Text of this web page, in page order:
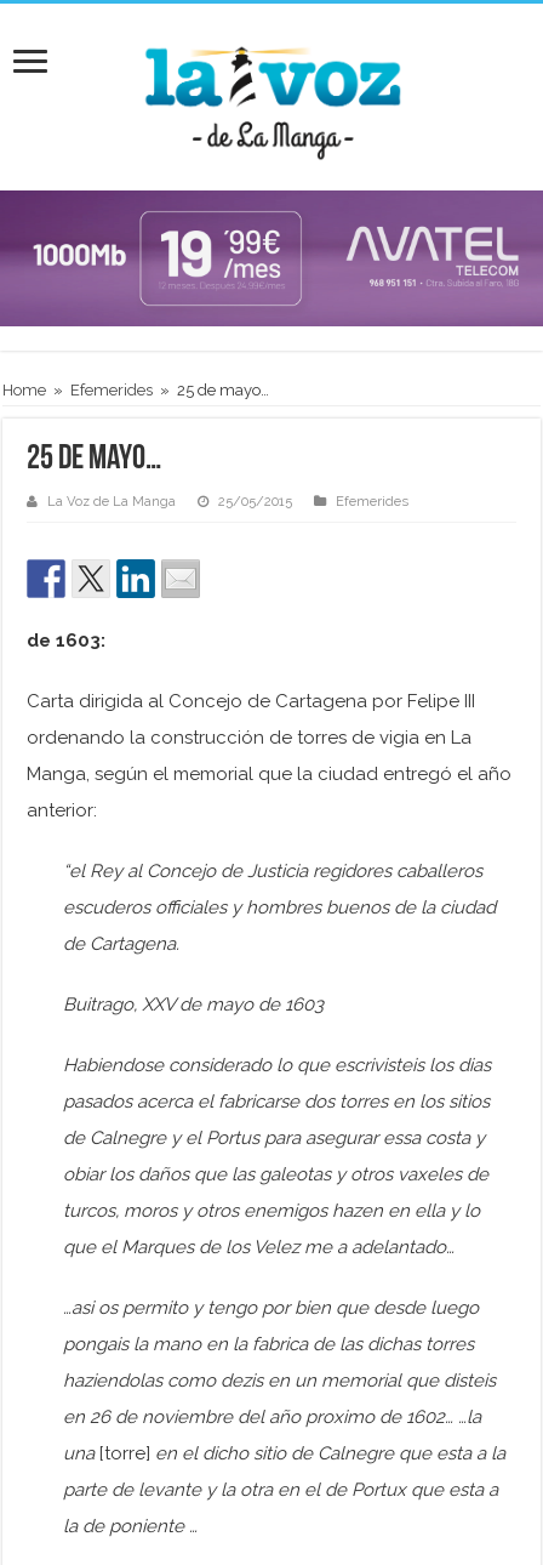
Home » Efemerides » 25 de mayo…
25 de mayo…
La Voz de La Manga 25/05/2015 Efemerides
de 1603:
Carta dirigida al Concejo de Cartagena por Felipe III
ordenando la construcción de torres de vigia en La
Manga, según el memorial que la ciudad entregó el año
anterior:
“el Rey al Concejo de Justicia regidores caballeros
escuderos officiales y hombres buenos de la ciudad
de Cartagena.
Buitrago, XXV de mayo de 1603
Habiendose considerado lo que escrivisteis los dias
pasados acerca el fabricarse dos torres en los sitios
de Calnegre y el Portus para asegurar essa costa y
obiar los daños que las galeotas y otros vaxeles de
turcos, moros y otros enemigos hazen en ella y lo
que el Marques de los Velez me a adelantado…
…asi os permito y tengo por bien que desde luego
pongais la mano en la fabrica de las dichas torres
haziendolas como dezis en un memorial que disteis
en 26 de noviembre del año proximo de 1602… …la
una [torre] en el dicho sitio de Calnegre que esta a la
parte de levante y la otra en el de Portux que esta a
la de poniente …